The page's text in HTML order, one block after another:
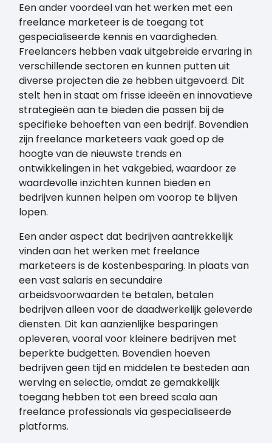
Een ander voordeel van het werken met een
freelance marketeer is de toegang tot
gespecialiseerde kennis en vaardigheden.
Freelancers hebben vaak uitgebreide ervaring in
verschillende sectoren en kunnen putten uit
diverse projecten die ze hebben uitgevoerd. Dit
stelt hen in staat om frisse ideeën en innovatieve
strategieën aan te bieden die passen bij de
specifieke behoeften van een bedrijf. Bovendien
zijn freelance marketeers vaak goed op de
hoogte van de nieuwste trends en
ontwikkelingen in het vakgebied, waardoor ze
waardevolle inzichten kunnen bieden en
bedrijven kunnen helpen om voorop te blijven
lopen.
Een ander aspect dat bedrijven aantrekkelijk
vinden aan het werken met freelance
marketeers is de kostenbesparing. In plaats van
een vast salaris en secundaire
arbeidsvoorwaarden te betalen, betalen
bedrijven alleen voor de daadwerkelijk geleverde
diensten. Dit kan aanzienlijke besparingen
opleveren, vooral voor kleinere bedrijven met
beperkte budgetten. Bovendien hoeven
bedrijven geen tijd en middelen te besteden aan
werving en selectie, omdat ze gemakkelijk
toegang hebben tot een breed scala aan
freelance professionals via gespecialiseerde
platforms.